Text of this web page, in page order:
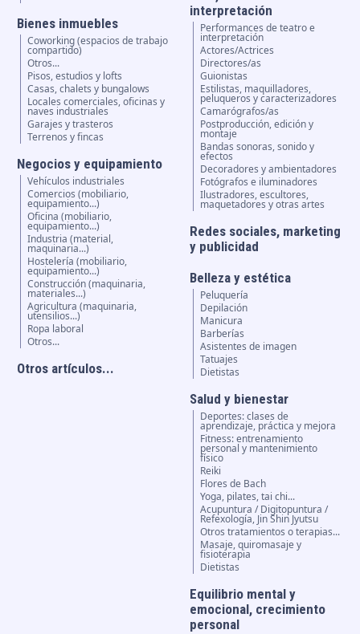
Bienes inmuebles
Coworking (espacios de trabajo
compartido)
Otros...
Pisos, estudios y lofts
Casas, chalets y bungalows
Locales comerciales, oficinas y
naves industriales
Garajes y trasteros
Terrenos y fincas
Negocios y equipamiento
Vehículos industriales
Comercios (mobiliario,
equipamiento...)
Oficina (mobiliario,
equipamiento...)
Industria (material,
maquinaria...)
Hostelería (mobiliario,
equipamiento...)
Construcción (maquinaria,
materiales...)
Agricultura (maquinaria,
utensilios...)
Ropa laboral
Otros...
Otros artículos...
interpretación
Performances de teatro e
interpretación
Actores/Actrices
Directores/as
Guionistas
Estilistas, maquilladores,
peluqueros y caracterizadores
Camarógrafos/as
Postproducción, edición y
montaje
Bandas sonoras, sonido y
efectos
Decoradores y ambientadores
Fotógrafos e iluminadores
Ilustradores, escultores,
maquetadores y otras artes
Redes sociales, marketing
y publicidad
Belleza y estética
Peluquería
Depilación
Manicura
Barberías
Asistentes de imagen
Tatuajes
Dietistas
Salud y bienestar
Deportes: clases de
aprendizaje, práctica y mejora
Fitness: entrenamiento
personal y mantenimiento
físico
Reiki
Flores de Bach
Yoga, pilates, tai chi...
Acupuntura / Digitopuntura /
Refexología, Jin Shin Jyutsu
Otros tratamientos o terapias...
Masaje, quiromasaje y
fisioterapia
Dietistas
Equilibrio mental y
emocional, crecimiento
personal